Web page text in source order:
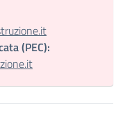
(PEC):